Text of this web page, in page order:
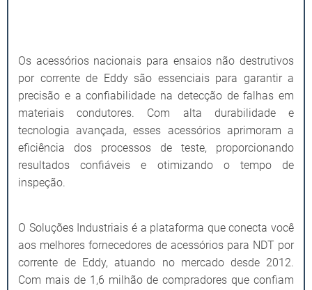
Os acessórios nacionais para ensaios não destrutivos
por corrente de Eddy são essenciais para garantir a
precisão e a confiabilidade na detecção de falhas em
materiais condutores. Com alta durabilidade e
tecnologia avançada, esses acessórios aprimoram a
eficiência dos processos de teste, proporcionando
resultados confiáveis e otimizando o tempo de
inspeção.
O Soluções Industriais é a plataforma que conecta você
aos melhores fornecedores de acessórios para NDT por
corrente de Eddy, atuando no mercado desde 2012.
Com mais de 1,6 milhão de compradores que confiam